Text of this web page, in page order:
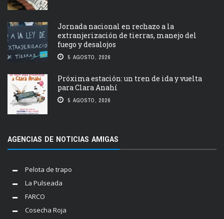
Jornada nacional en rechazo a la
extranjerización de tierras, manejo del
fuego y desalojos
5 AGOSTO, 2026
Próxima estación: un tren de ida y vuelta
para Clara Anahí
5 AGOSTO, 2026
AGENCIAS DE NOTICIAS AMIGAS
Pelota de trapo
La Pulseada
FARCO
Cosecha Roja